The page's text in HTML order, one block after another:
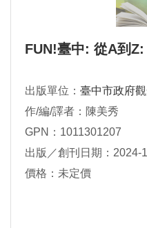
FUN!臺中: 從A到
出版單位： 臺中市政府
作/編/譯者：陳美秀
GPN：1011301207
出版／創刊日期：2024-
價格：未定價